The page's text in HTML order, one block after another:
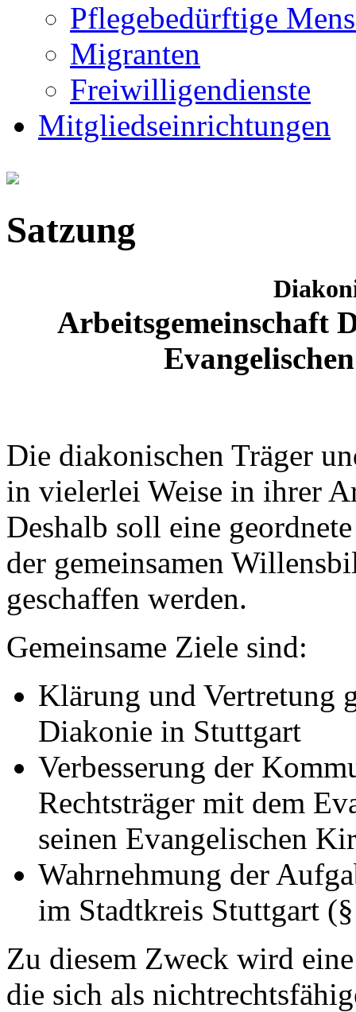
Pflegebedürftige
Migranten
Freiwilligendienste
Mitgliedseinrichtungen
Satzung
Arbeitsgemeinschaft
Die diakonischen Träger
in vielerlei Weise in ihrer
Deshalb soll eine
der gemeinsamen
geschaffen werden.
Gemeinsame Ziele sind:
Klärung und Vertretung
Diakonie in Stuttgart
Verbesserung der
Rechtsträger mit dem
seinen Evangelischen
Wahrnehmung der
im Stadtkreis Stuttgart
Zu diesem Zweck wird
die sich als